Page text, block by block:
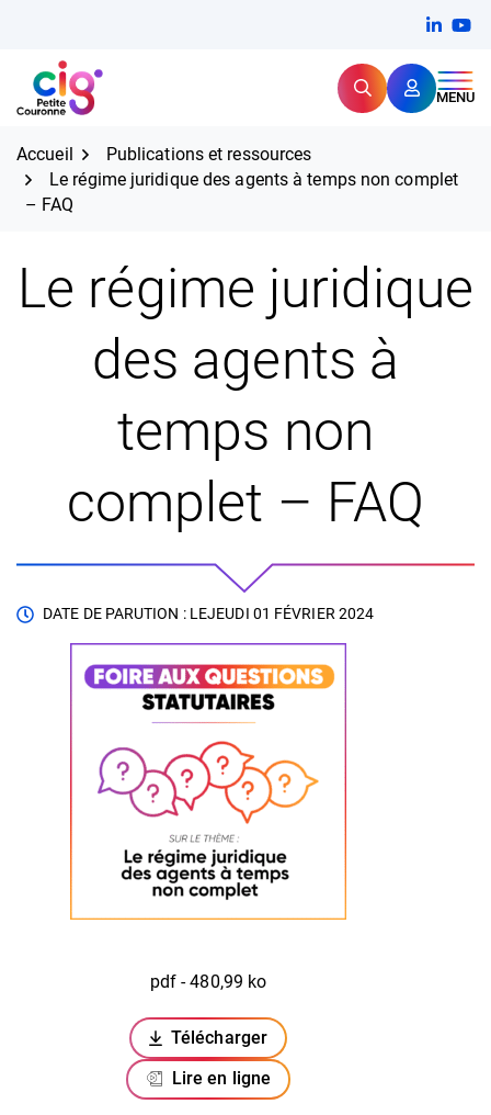
contenu
CIG Petite Couronne RechercherMENU
Expertise et proximité pour
Accueil
Publications et ressources
Le régime juridique des agents à temps non complet
– FAQ
Le régime juridique
des agents à
temps non
complet – FAQ
DATE DE PARUTION : LEJEUDI 01 FÉVRIER 2024
pdf - 480,99 ko
Télécharger
(ouverture dans un nouvel onglet)
Lire en ligne